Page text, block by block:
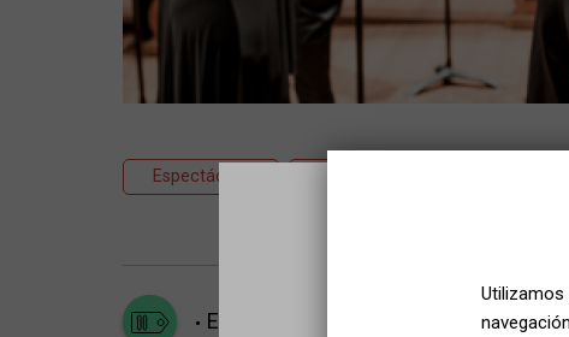
Espectáculo
Emociones fuertes Una apuesta
Utilizamos